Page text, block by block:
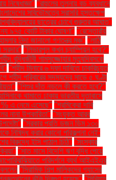
নিষেধাজ্ঞা" "রাহুলের তুলনায় বড় ব্যবধানে
সার্বভৌমত্বে সরাসরি হস্তক্ষেপ
ছাত্রের চোখে গুরুতর আঘাত"
৯৭৫ কোটি টাকার ঘোষণা" "রেস্তোরাঁয়
নিন্দা জানালো গণতন্ত্র মঞ্চ" "লাঠি
সরদার" "লিভারপুল কখন চ্যাম্পিয়ন হবে?"
বুদ্ধিজীবী শামসুজ্জোহার মৃত্যুদিবসকে
"শহীদ মিনারে ৬ দফা দাবিতে চাকরিচ্যুত
শহীদ পরিবারের সদস্যদের সাড়ে ৫ ঘণ্টা
"শিশুর দাঁত নড়লে কী করতে হবে?"
থামাতে ঢাকায় ভারতীয় দূতাবাসে
এ নেমে এসেছে" "শ্রমিকেরা দাবি
নানা উপকারিতা" "সংযুক্ত আরব
"সরকার প্রতি ডজন ডিম ১৩০
নিষিদ্ধ করার কোনো পরিকল্পনা নেই:
বিরুদ্ধে ইসি পাঠাল চিঠি" "সংস্কার
"সাত মাসে বিদেশি ঋণ বৃদ্ধি পেয়ে
পরিদর্শনে ব্যর্থ আইএইএর
"সিরামিক শিল্প মালিকদের গ্যাসের